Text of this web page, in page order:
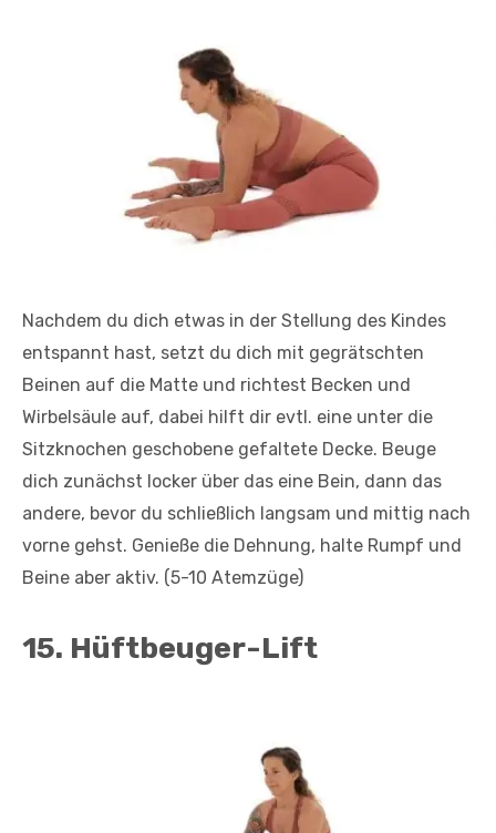
Nachdem du dich etwas in der Stellung des Kindes
entspannt hast, setzt du dich mit gegrätschten
Beinen auf die Matte und richtest Becken und
Wirbelsäule auf, dabei hilft dir evtl. eine unter die
Sitzknochen geschobene gefaltete Decke. Beuge
dich zunächst locker über das eine Bein, dann das
andere, bevor du schließlich langsam und mittig nach
vorne gehst. Genieße die Dehnung, halte Rumpf und
Beine aber aktiv. (5-10 Atemzüge)
15. Hüftbeuger-Lift